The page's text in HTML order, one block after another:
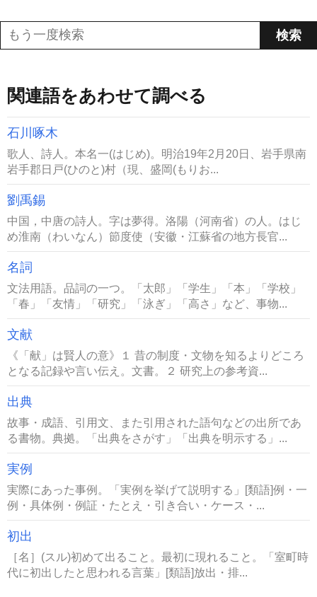
関連語をあわせて調べる
石川啄木
歌人、詩人。本名一(はじめ)。明治19年2月20日、岩手県南
岩手郡日戸(ひのと)村（現、盛岡(もりお...
劉禹錫
中国，中唐の詩人。字は夢得。洛陽（河南省）の人。はじ
め淮南（わいなん）節度使（安徽・江蘇省の地方長官...
名詞
文法用語。品詞の一つ。「太郎」「学生」「本」「学校」
「春」「友情」「研究」「泳ぎ」「高さ」など、事物...
文献
《「献」は賢人の意》１ 昔の制度・文物を知るよりどころ
となる記録や言い伝え。文書。２ 研究上の参考資...
出典
故事・成語、引用文、また引用された語句などの出所であ
る書物。典拠。「出典をさがす」「出典を明示する」...
実例
実際にあった事例。「実例を挙げて説明する」[類語]例・一
例・具体例・例証・たとえ・引き合い・ケース・...
初出
［名］(スル)初めて出ること。最初に現れること。「室町時
代に初出したと思われる言葉」[類語]放出・排...